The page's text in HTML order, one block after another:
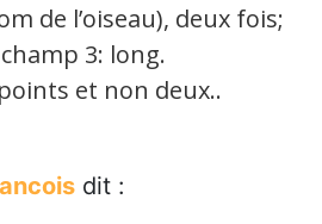
de l’oiseau), deux fois;
3: long.
et non deux..
dit :